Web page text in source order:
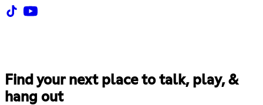
Find your next place to talk, play, &
hang out